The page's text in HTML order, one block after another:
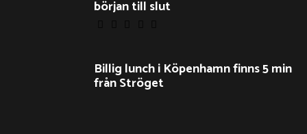
början till slut
Billig lunch i Köpenhamn finns 5 min
från Ströget